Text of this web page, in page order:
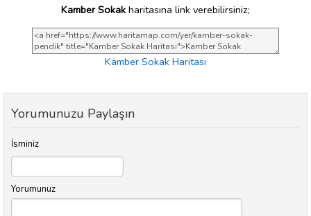
Kamber Sokak haritasına link verebilirsiniz;
Kamber Sokak Haritası
Yorumunuzu Paylaşın
İsminiz
Yorumunuz